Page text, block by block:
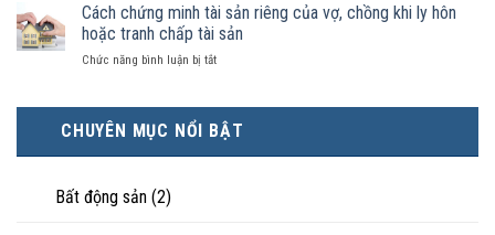
là
hôn
tài
sản
nào?
kinh
tế
hơn
trực
tiếp
nuôi
ly
hôn
khi
hôn
hạnh
phúc:
Góc
Cách chứng minh tài sản riêng của vợ, chồng khi ly hôn
hoặc tranh chấp tài sản
Chức năng bình luận bị tắtở
tài
sản
CHUYÊN MỤC NỔI BẬT
Bất động sản (2)